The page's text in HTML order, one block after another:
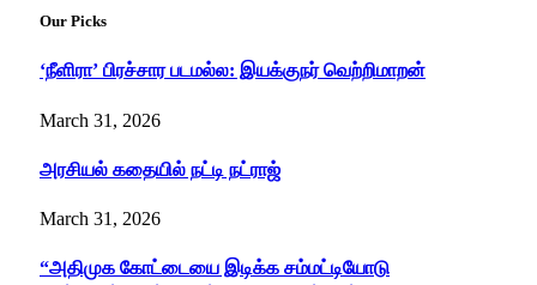
Our Picks
‘நீளிரா’ பிரச்சார படமல்ல: இயக்குநர் வெற்றிமாறன்
March 31, 2026
அரசியல் கதையில் நட்டி நட்ராஜ்
March 31, 2026
“அதிமுக கோட்டையை இடிக்க சம்மட்டியோடு